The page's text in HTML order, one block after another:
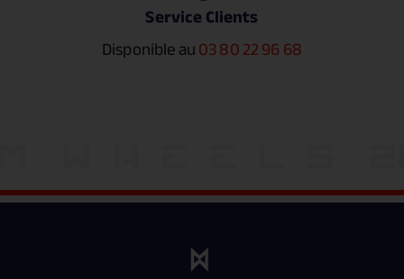
Service Clients
Disponible au03 80 22 96 68